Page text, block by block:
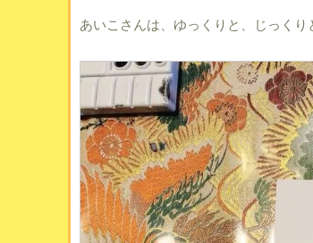
あいこさんは、ゆっくりと、じっく